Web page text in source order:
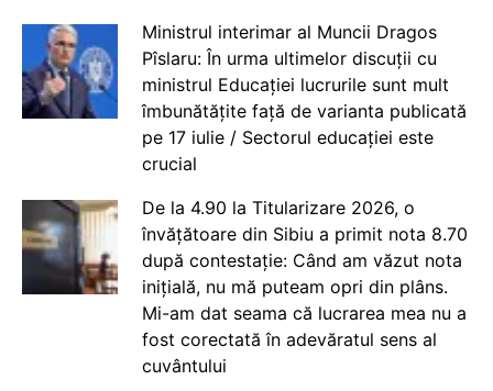
Ministrul interimar al Muncii Dragos
Pîslaru: În urma ultimelor discuții cu
ministrul Educației lucrurile sunt mult
îmbunătățite față de varianta publicată
pe 17 iulie / Sectorul educației este
crucial
De la 4.90 la Titularizare 2026, o
învățătoare din Sibiu a primit nota 8.70
după contestație: Când am văzut nota
inițială, nu mă puteam opri din plâns.
Mi-am dat seama că lucrarea mea nu a
fost corectată în adevăratul sens al
cuvântului